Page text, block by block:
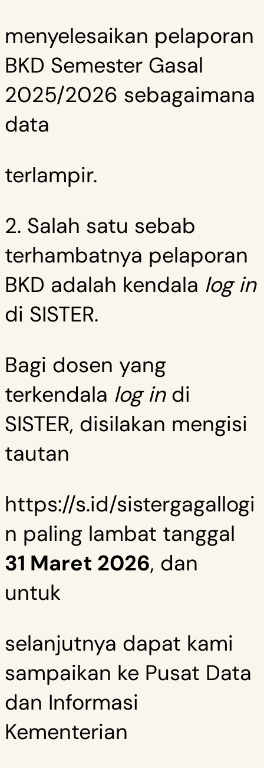
menyelesaikan pelaporan
BKD Semester Gasal
2025/2026 sebagaimana
data
terlampir.
2. Salah satu sebab
terhambatnya pelaporan
BKD adalah kendala log in
di SISTER.
Bagi dosen yang
terkendala log indi
SISTER, disilakan mengisi
tautan
https://s.id/sistergagallogi
n paling lambat tanggal
31 Maret 2026, dan
untuk
selanjutnya dapat kami
sampaikan ke Pusat Data
dan Informasi
Kementerian